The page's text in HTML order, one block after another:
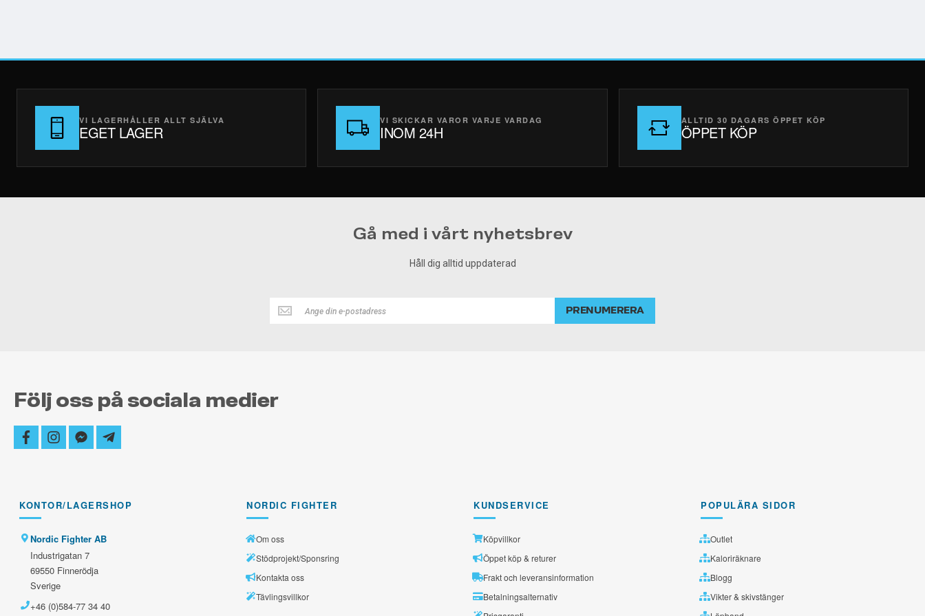
VI LAGERHÅLLER ALLT SJÄLVA
EGET LAGER
VI SKICKAR VAROR VARJE VARDAG
INOM 24H
ALLTID 30 DAGARS ÖPPET KÖP
ÖPPET KÖP
Gå med i vårt nyhetsbrev
Håll dig alltid uppdaterad
Håll
dig
PRENUMERERA
Följ oss på sociala medier
facebookinstagram
facebook-
messenger
telegram-
plane
KONTOR/LAGERSHOP
Nordic Fighter AB
Industrigatan 7
69550 Finnerödja
Sverige
+46 (0)584-77 34 40
NORDIC FIGHTER
Om oss
Stödprojekt/Sponsring
Kontakta oss
Tävlingsvillkor
KUNDSERVICE
Köpvillkor
Öppet köp & returer
Frakt och leveransinformation
Betalningsalternativ
POPULÄRA SIDOR
Outlet
Kaloriräknare
Blogg
Vikter & skivstänger